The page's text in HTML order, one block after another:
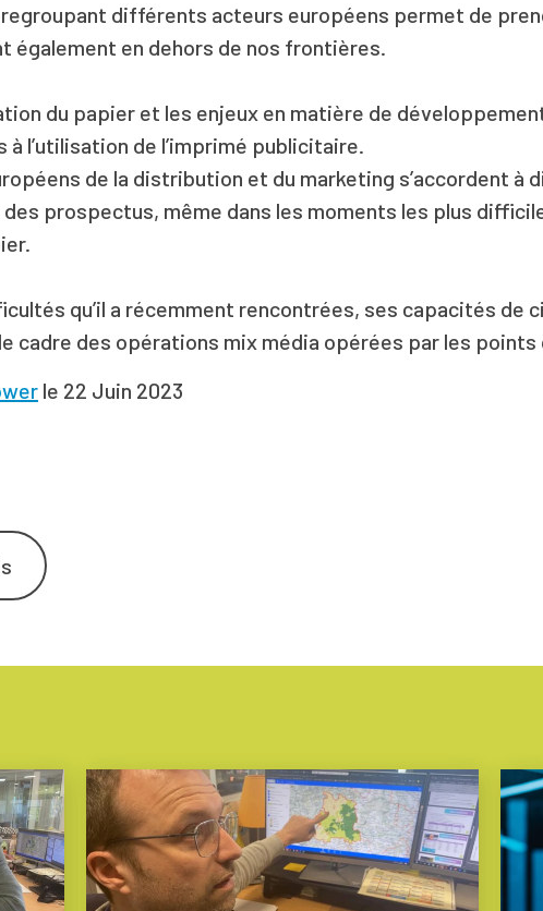
différents acteurs européens permet de
également en dehors de nos frontières.
du papier et les enjeux en matière de
l’utilisation de l’imprimé publicitaire.
de la distribution et du marketing s’accordent à
prospectus, même dans les moments les plus
qu’il a récemment rencontrées, ses capacités de
cadre des opérations mix média opérées par les points
le 22 Juin 2023